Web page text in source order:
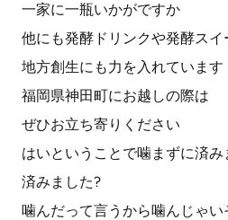
一家に一瓶いかがですか
他にも発酵ドリンクや発酵スイ
地方創生にも力を入れています
福岡県神田町にお越しの際は
ぜひお立ち寄りください
はいということで噛まずに済み
済みました?
噛んだって言うから噛んじゃ